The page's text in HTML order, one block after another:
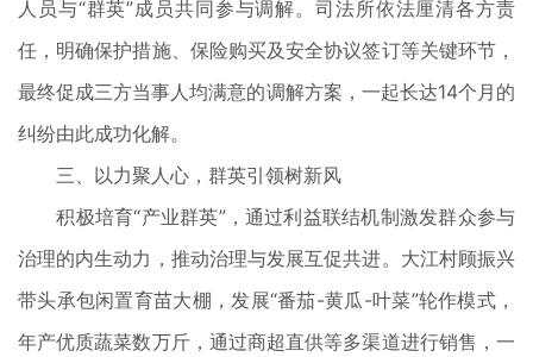
人员与“群英”成员共同参与调解。司法所依法厘清各方责
任，明确保护措施、保险购买及安全协议签订等关键环节，
最终促成三方当事人均满意的调解方案，一起长达14个月的
纠纷由此成功化解。
三、以力聚人心，群英引领树新风
积极培育“产业群英”，通过利益联结机制激发群众参与
治理的内生动力，推动治理与发展互促共进。大江村顾振兴
带头承包闲置育苗大棚，发展“番茄-黄瓜-叶菜”轮作模式，
年产优质蔬菜数万斤，通过商超直供等多渠道进行销售，一